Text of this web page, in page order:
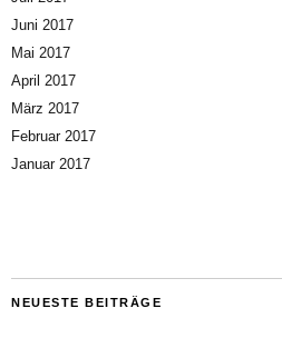
Juni 2017
Mai 2017
April 2017
März 2017
Februar 2017
Januar 2017
NEUESTE BEITRÄGE